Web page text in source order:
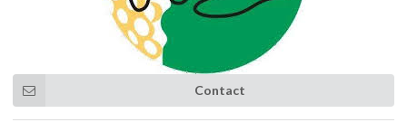
Contact